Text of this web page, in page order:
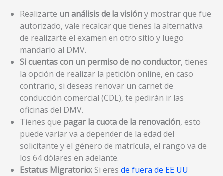
Realizarte un análisis de la visióny mostrar que fue
autorizado, vale recalcar que tienes la alternativa
de realizarte el examen en otro sitio y luego
mandarlo al DMV.
Si cuentas con un permiso de no conductor, tienes
la opción de realizar la petición online, en caso
contrario, si deseas renovar un carnet de
conducción comercial (CDL), te pedirán ir las
oficinas del DMV.
Tienes que pagar la cuota de la renovación, esto
puede variar va a depender de la edad del
solicitante y el género de matrícula, el rango va de
los 64 dólares en adelante.
Estatus Migratorio: Si eres de fuera de EE UU